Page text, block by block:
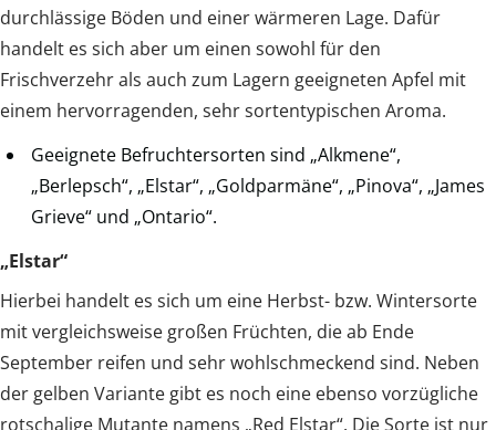
durchlässige Böden und einer wärmeren Lage. Dafür
handelt es sich aber um einen sowohl für den
Frischverzehr als auch zum Lagern geeigneten Apfel mit
einem hervorragenden, sehr sortentypischen Aroma.
Geeignete Befruchtersorten sind „Alkmene“,
„Berlepsch“, „Elstar“, „Goldparmäne“, „Pinova“, „James
Grieve“ und „Ontario“.
„Elstar“
Hierbei handelt es sich um eine Herbst- bzw. Wintersorte
mit vergleichsweise großen Früchten, die ab Ende
September reifen und sehr wohlschmeckend sind. Neben
der gelben Variante gibt es noch eine ebenso vorzügliche
rotschalige Mutante namens „Red Elstar“. Die Sorte ist nur